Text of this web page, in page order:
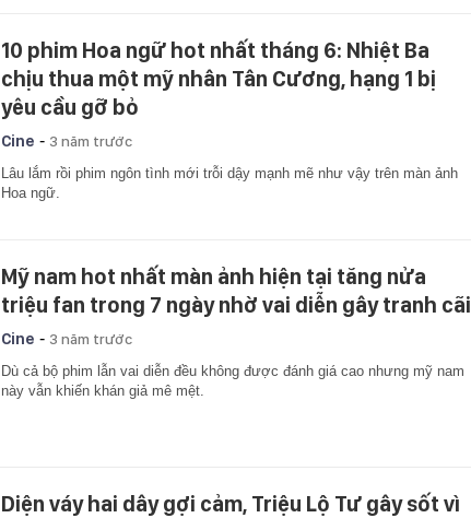
10 phim Hoa ngữ hot nhất tháng 6: Nhiệt Ba
chịu thua một mỹ nhân Tân Cương, hạng 1 bị
yêu cầu gỡ bỏ
Cine - 3 năm trước
Lâu lắm rồi phim ngôn tình mới trỗi dậy mạnh mẽ như vậy trên màn ảnh
Hoa ngữ.
Mỹ nam hot nhất màn ảnh hiện tại tăng nửa
triệu fan trong 7 ngày nhờ vai diễn gây tranh cãi
Cine - 3 năm trước
Dù cả bộ phim lẫn vai diễn đều không được đánh giá cao nhưng mỹ nam
này vẫn khiến khán giả mê mệt.
Diện váy hai dây gợi cảm, Triệu Lộ Tư gây sốt vì